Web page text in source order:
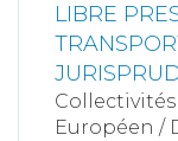
LIBRE
Collectivités
Européen /